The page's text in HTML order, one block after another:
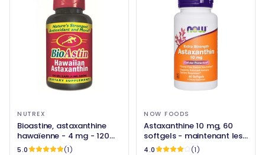
NUTREX
Bioastine, astaxanthine
hawaïenne - 4 mg - 120
Capes gel - Nutrex
5.0
(1)
NOW FOODS
Astaxanthine 10 mg, 60
softgels - maintenant les
aliments
4.0
(1)